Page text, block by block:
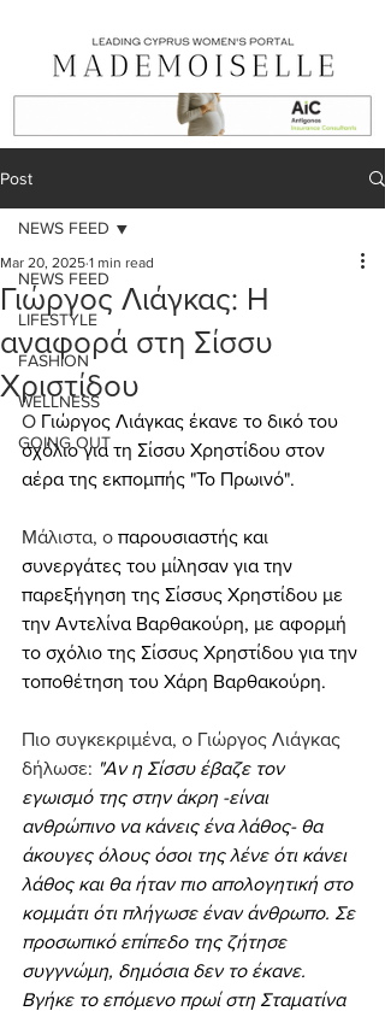
Post
NEWS FEED
LIFESTYLE
FASHION
WELLNESS
GOING OUT
NEWS FEED
Γιώργος Λιάγκας: Η
αναφορά στη Σίσσυ
Χριστίδου
Mar 20, 2025 1 min read
O Γιώργος Λιάγκας έκανε το δικό του
σχόλιο για τη Σίσσυ Χρηστίδου στον
αέρα της εκπομπής "Το Πρωινό".
Μάλιστα, ο παρουσιαστής και
συνεργάτες του μίλησαν για την
παρεξήγηση της Σίσσυς Χρηστίδου με
την Αντελίνα Βαρθακούρη, με αφορμή
το σχόλιο της Σίσσυς Χρηστίδου για την
τοποθέτηση του Χάρη Βαρθακούρη.
Πιο συγκεκριμένα, ο Γιώργος Λιάγκας
δήλωσε: "Αν η Σίσσυ έβαζε τον
εγωισμό της στην άκρη -είναι
ανθρώπινο να κάνεις ένα λάθος- θα
άκουγες όλους όσοι της λένε ότι κάνει
λάθος και θα ήταν πιο απολογητική στο
κομμάτι ότι πλήγωσε έναν άνθρωπο. Σε
προσωπικό επίπεδο της ζήτησε
συγγνώμη, δημόσια δεν το έκανε.
Βγήκε το επόμενο πρωί στη Σταματίνα